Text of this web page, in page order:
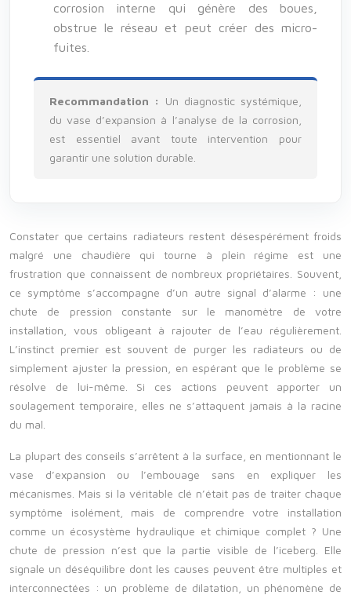
corrosion interne qui génère des boues,
obstrue le réseau et peut créer des micro-
fuites.
Recommandation :
Un diagnostic systémique,
du vase d’expansion à l’analyse de la corrosion,
est essentiel avant toute intervention pour
garantir une solution durable.
Constater que certains radiateurs restent désespérément froids
malgré une chaudière qui tourne à plein régime est une
frustration que connaissent de nombreux propriétaires. Souvent,
ce symptôme s’accompagne d’un autre signal d’alarme : une
chute de pression constante sur le manomètre de votre
installation, vous obligeant à rajouter de l’eau régulièrement.
L’instinct premier est souvent de purger les radiateurs ou de
simplement ajuster la pression, en espérant que le problème se
résolve de lui-même. Si ces actions peuvent apporter un
soulagement temporaire, elles ne s’attaquent jamais à la racine
du mal.
La plupart des conseils s’arrêtent à la surface, en mentionnant le
vase d’expansion ou l’embouage sans en expliquer les
mécanismes. Mais si la véritable clé n’était pas de traiter chaque
symptôme isolément, mais de comprendre votre installation
comme un écosystème hydraulique et chimique complet ? Une
chute de pression n’est que la partie visible de l’iceberg. Elle
signale un déséquilibre dont les causes peuvent être multiples et
interconnectées : un problème de dilatation, un phénomène de